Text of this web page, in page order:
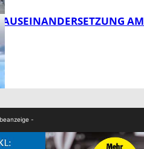
AUSEINANDERSETZUNG AM
-